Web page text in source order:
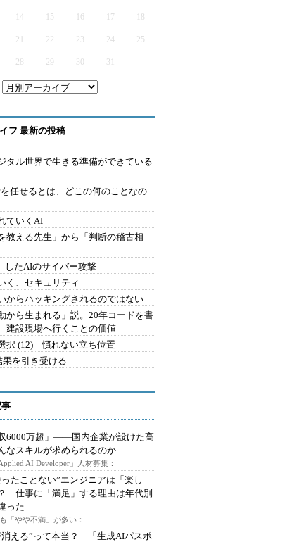
14 15 16 17
21 22 23 24 25
28 29 30 31
フ 最新の投稿
タル世界で生きる準備ができている
任せるとは、どこの何のことなの
ていくAI
教える先生」から「判断の稽古相
したAIのサイバー攻撃
く、セキュリティ
からハッキングされるのではない
から生まれる」説。20年コードを書
建設現場へ行くことの価値
択 (12) 慣れない立ち位置
を引き受ける
6000万超」――国内企業が設けた高
スキルが求められるのか
AI Developer」人材募集：
たことない”エンジニアは「楽し
仕事に「満足」する理由は年代別
った
「やや不満」が多い：
消える”って本当？ 「生成AIパスポ